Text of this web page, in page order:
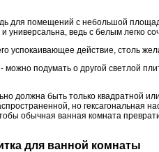
для помещений с небольшой
ведь с белым легко
успокаивающее действие, столь
подумать о другой светлой
должна быть только квадратной
но гексагональная
обычная ванная комната
для ванной комнаты